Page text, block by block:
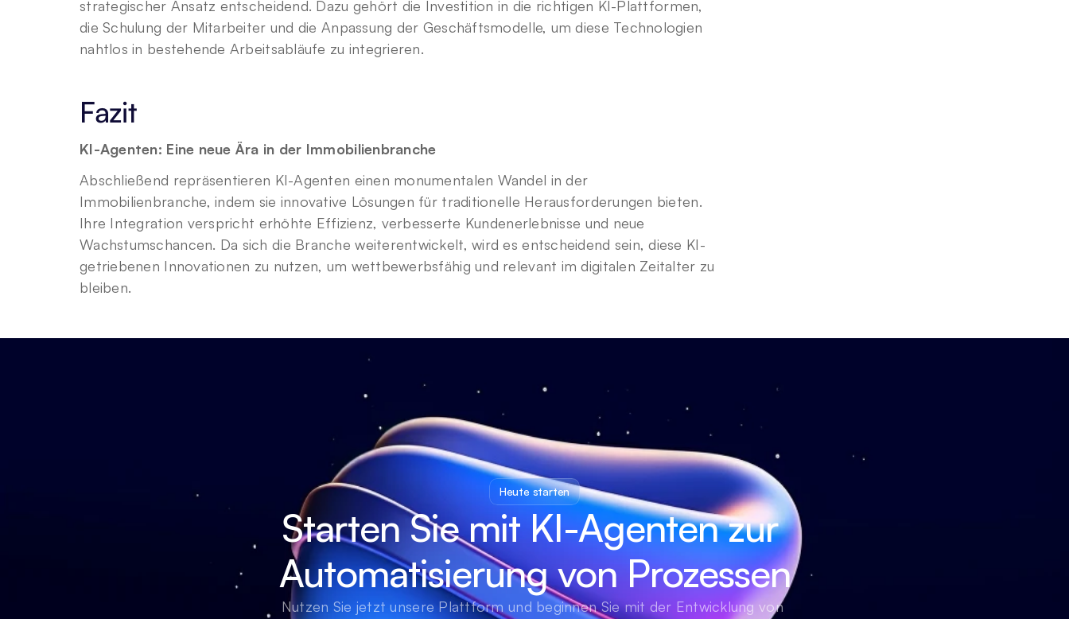
strategischer Ansatz entscheidend. Dazu gehört die Investition in die richtigen KI-Plattformen,
die Schulung der Mitarbeiter und die Anpassung der Geschäftsmodelle, um diese Technologien
nahtlos in bestehende Arbeitsabläufe zu integrieren.
Fazit
KI-Agenten: Eine neue Ära in der Immobilienbranche
Abschließend repräsentieren KI-Agenten einen monumentalen Wandel in der
Immobilienbranche, indem sie innovative Lösungen für traditionelle Herausforderungen bieten.
Ihre Integration verspricht erhöhte Effizienz, verbesserte Kundenerlebnisse und neue
Wachstumschancen. Da sich die Branche weiterentwickelt, wird es entscheidend sein, diese KI-
getriebenen Innovationen zu nutzen, um wettbewerbsfähig und relevant im digitalen Zeitalter zu
bleiben.
Heute starten
Starten Sie mit KI-Agenten zur
Automatisierung von Prozessen
Nutzen Sie jetzt unsere Plattform und beginnen Sie mit der Entwicklung von